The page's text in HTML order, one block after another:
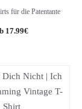
für die Patentante
17.99€